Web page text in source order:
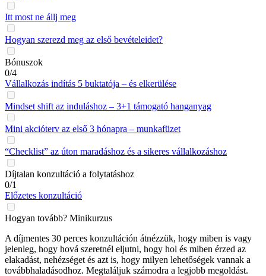
Itt most ne állj meg
Hogyan szerezd meg az első bevételeidet?
Bónuszok
0/4
Vállalkozás indítás 5 buktatója – és elkerülése
Mindset shift az induláshoz – 3+1 támogató hanganyag
Mini akcióterv az első 3 hónapra – munkafüzet
“Checklist” az úton maradáshoz és a sikeres vállalkozáshoz
Díjtalan konzultáció a folytatáshoz
0/1
Előzetes konzultáció
Hogyan tovább? Minikurzus
A díjmentes 30 perces konzultáción átnézzük, hogy miben is vagy
jelenleg, hogy hová szeretnél eljutni, hogy hol és miben érzed az
elakadást, nehézséget és azt is, hogy milyen lehetőségek vannak a
továbbhaladásodhoz. Megtaláljuk számodra a legjobb megoldást.